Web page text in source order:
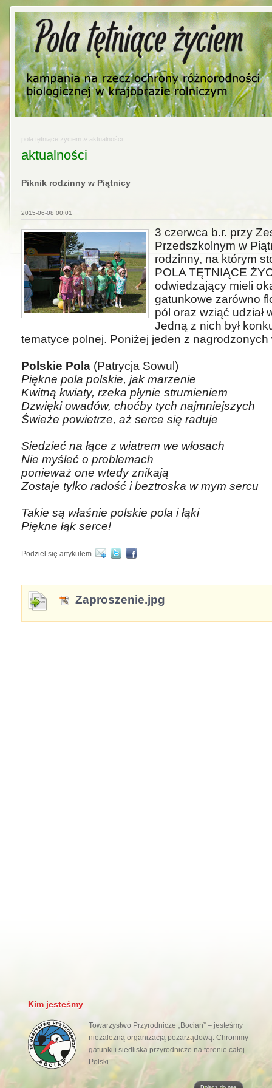
pola tętniące życiem » aktualności
aktualności
Piknik rodzinny w Piątnicy
2015-06-08 00:01
3 czerwca b.r. przy
Przedszkolnym w
rodzinny, na którym
POLA TĘTNIĄCE
odwiedzający mieli
gatunkowe zarówno
pól oraz wziąć udział
Jedną z nich był
tematyce polnej. Poniżej jeden z nagrodzonych
Polskie Pola(Patrycja Sowul)
Piękne pola polskie, jak marzenie
Kwitną kwiaty, rzeka płynie strumieniem
Dzwięki owadów, choćby tych najmniejszych
Świeże powietrze, aż serce się raduje
Siedzieć na łące z wiatrem we włosach
Nie myśleć o problemach
ponieważ one wtedy znikają
Zostaje tylko radość i beztroska w mym sercu
Takie są właśnie polskie pola i łąki
Piękne łąk serce!
Podziel się artykułem
Zaproszenie.jpg
Kim jesteśmy
Towarzystwo Przyrodnicze „Bocian” – jesteśmy
niezależną organizacją pozarządową. Chronimy
gatunki i siedliska przyrodnicze na terenie całej
Polski.